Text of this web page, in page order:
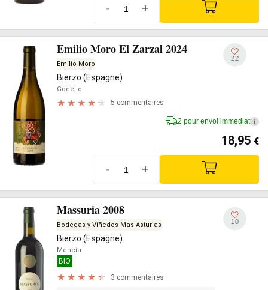
- +
Emilio Moro El Zarzal 2024
Emilio Moro
Bierzo (Espagne)
Godello
5 commentaires
22
2 pour envoi immédiat i
18,95 €
- +
Massuria 2008
Bodegas y Viñedos Mas Asturias
Bierzo (Espagne)
Mencía
BIO
3 commentaires
10